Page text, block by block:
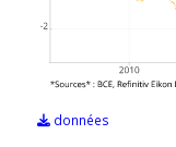
données